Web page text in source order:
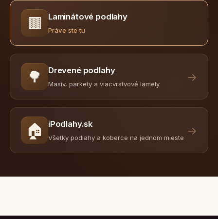
🟫 Laminátové podlahy
Práve ste tu
🌳 Drevené podlahy
Masív, parkety a viacvrstvové lamely
→
🏠 iPodlahy.sk
Všetky podlahy a koberce na jednom mieste
→